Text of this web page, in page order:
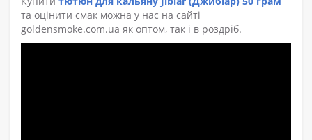
та оцінити смак можна у нас на сайті
goldensmoke.com.ua як оптом, так і в роздріб.